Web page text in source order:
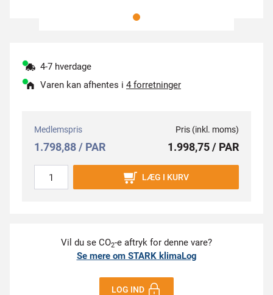
4-7 hverdage
Varen kan afhentes i 4 forretninger
Medlemspris
1.798,88 / PAR
Pris (inkl. moms)
1.998,75 / PAR
LÆG I KURV
Vil du se CO2-e aftryk for denne vare?
Se mere om STARK klimaLog
LOG IND